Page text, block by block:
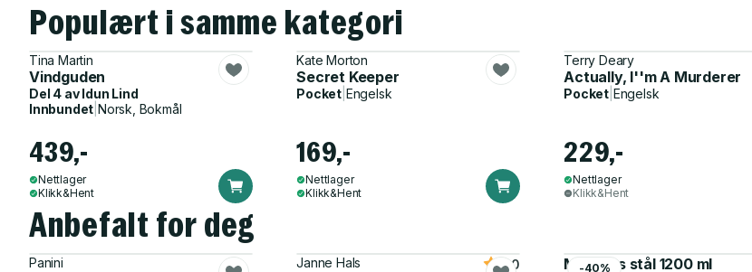
Populært i samme kategori
Tina Martin
Vindguden
Del 4 avIdun Lind
Innbundet |Norsk, Bokmål
439,-
Nettlager
Klikk&Hent
Kate Morton
Secret Keeper
Pocket| Engelsk
169,-
Nettlager
Klikk&Hent
Terry Deary
Actually, I''m A Murderer
Pocket Engelsk
229,-
Nettlager
Klikk&Hent
Anbefalt for deg
Panini Janne Hals 5.0 -40%
Matboks stål 1200 ml